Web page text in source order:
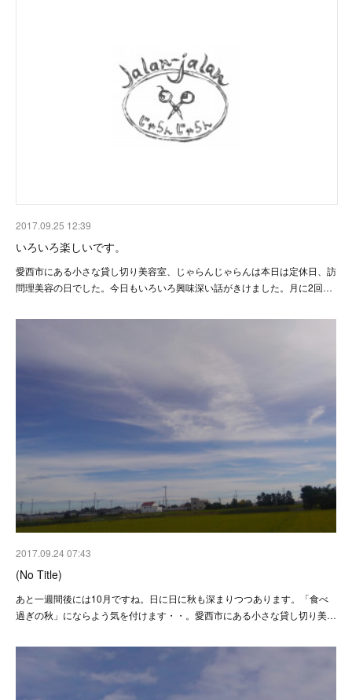
2017.09.25 12:39
いろいろ楽しいです。
愛西市にある小さな貸し切り美容室、じゃらんじゃらんは本日は定休日、訪
問理美容の日でした。今日もいろいろ興味深い話がきけました。月に2回…
2017.09.24 07:43
(No Title)
あと一週間後には10月ですね。日に日に秋も深まりつつあります。「食べ
過ぎの秋」にならよう気を付けます・・。愛西市にある小さな貸し切り美…